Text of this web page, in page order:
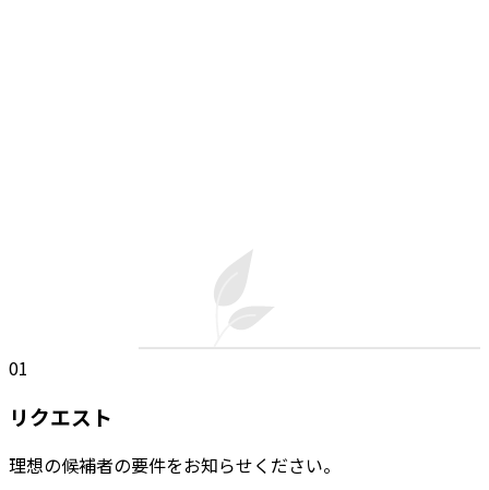
01
リクエスト
理想の候補者の要件をお知らせください。